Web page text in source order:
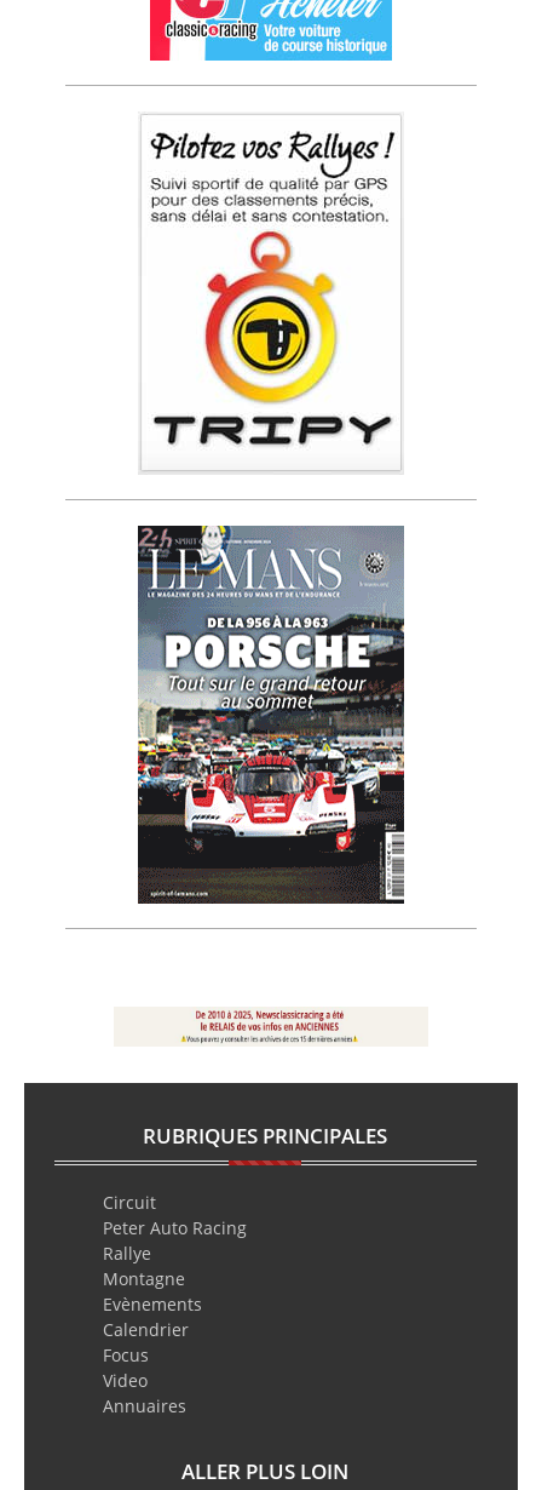
RUBRIQUES PRINCIPALES
Circuit
Peter Auto Racing
Rallye
Montagne
Evènements
Calendrier
Focus
Video
Annuaires
ALLER PLUS LOIN